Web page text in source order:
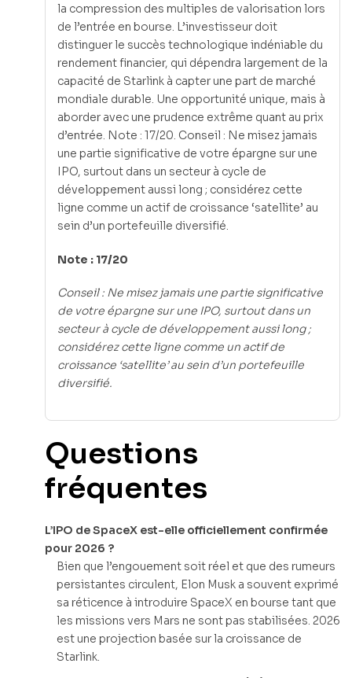
la compression des multiples de valorisation lors
de l’entrée en bourse. L’investisseur doit
distinguer le succès technologique indéniable du
rendement financier, qui dépendra largement de la
capacité de Starlink à capter une part de marché
mondiale durable. Une opportunité unique, mais à
aborder avec une prudence extrême quant au prix
d’entrée. Note : 17/20. Conseil : Ne misez jamais
une partie significative de votre épargne sur une
IPO, surtout dans un secteur à cycle de
développement aussi long ; considérez cette
ligne comme un actif de croissance ‘satellite’ au
sein d’un portefeuille diversifié.
Note : 17/20
Conseil : Ne misez jamais une partie significative
de votre épargne sur une IPO, surtout dans un
secteur à cycle de développement aussi long ;
considérez cette ligne comme un actif de
croissance ‘satellite’ au sein d’un portefeuille
diversifié.
Questions
fréquentes
L’IPO de SpaceX est-elle officiellement confirmée
pour 2026 ?
Bien que l’engouement soit réel et que des rumeurs
persistantes circulent, Elon Musk a souvent exprimé
sa réticence à introduire SpaceX en bourse tant que
les missions vers Mars ne sont pas stabilisées. 2026
est une projection basée sur la croissance de
Starlink.